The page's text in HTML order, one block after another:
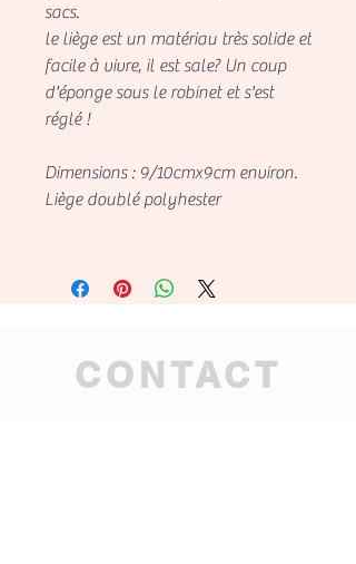
sacs.
le liège est un matériau très solide et
facile à vivre, il est sale? Un coup
d'éponge sous le robinet et s'est
réglé !
Dimensions : 9/10cmx9cm environ.
Liège doublé polyhester
CONTACT